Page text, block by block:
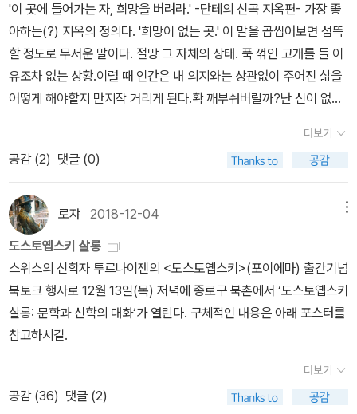
받는 길”을 언제나 누린다. ‘주는 보람’ 못지않은 ‘받는 보람’을 생각
해 볼 수 있다.가멸차게 살면서도 지을 수 있다. 가멸찬 집안이어도 얼
마든지 사랑을 지을 만하다. 가난하게 살면서도 지을 수 있다. 가난한
집안이어도 얼마든지 사랑을 지을 만하다. 돈이 있느냐 없느냐는 하
나도 안 대수롭다. 돈이 많기에 책을 신나게 오래오래 사읽지 않는다.
돈이 없기에 책을 신나게 오래오래 못 읽거나 못 사지 않는다. 마음에
이 마음을 가꾼다. 마음에 씨앗을 사랑으로 심어서 돌보기에, 아이와
나란히 걸어가면서 이 보금자리를 보금숲으로 일구는 손길을 일으킨
다. 2025.2.27.ㅍㄹㄴ※ 글쓴이숲노래·파란놀(최종규) : 우리말꽃(국
어사전)을 씁니다. “말꽃 짓는 책숲, 숲노래”라는 이름으로 시골인 전
남 고흥에서 서재도서관·책박물관을 꾸립니다. ‘보리 국어사전’ 편집
장을 맡았고, ‘이오덕 어른 유고’를 갈무리했습니다. 《새로 쓰는 말밑
꾸러미 사전》, 《들꽃내음 따라 걷다가 작은책집을 보았습니다》, 《우
리말꽃》, 《미래세대를 위한 우리말과 문해력》, 《쉬운 말이 평화》,
꾸러미 사전》, 《새로 쓰는 겹말 꾸러미 사전》, 《새로 쓰는 우리말 꾸
러미 사전》, 《책숲마실》, 《우리말 수수께끼 동시》, 《우리말 동시 사
던 시간이었습니다. 그때 우연히 이 책을 만났습니다. 겉보기엔 크기
도 작고 분량도 많지 않습니다. 문고판 비슷한 판형에 페이지는 190
쪽이 채 되지 않습니다.⠀그러나 제겐 그 어떤 두터운 책보다 강한 울
림을 전달해줬던 책입니다. 이 책을 읽고 나서 그 두터운 도스토예프
스키의 책들이 짧게 느껴지기 시작했습니다. 제가 지옥으로 떨어지고
있던 사람이라 그랬을까요?첫 부분만 이곳에 옮겨봅니다. 이 책이 당
신을 선택하길 바라봅니다. '한때 야생의 삶을 살았으나 안전한 현실
생 새의 날갯짓 소리를 듣고는 자기도 모르는 사이에 날개를 퍼덕이
게 된 것과 같다. 그 소리는 두려움이지만 동시에 황홀한 유혹이다.'-
키르케고르-⠀참, 이 책 첫 장의 제목. '인간이란 무엇인가.'
'이 곳에 들어가는 자, 희망을 버려라.' -단테의 신곡 지옥편- 가장 좋
아하는(?) 지옥의 정의다. '희망이 없는 곳.' 이 말을 곱씹어보면 섬뜩
할 정도로 무서운 말이다. 절망 그 자체의 상태. 푹 꺾인 고개를 들 이
유조차 없는 상황.이럴 때 인간은 내 의지와는 상관없이 주어진 삶을
어떻게 해야할지 만지작 거리게 된다.확 깨부숴버릴까?난 신이 없는
는 자신은 신을 믿지 않지만 지옥에 있지 않다고 말할 수도 있다. 실제
로 신이 없어도 돈, 명예, 사랑 등 여러 행복의 요소들로 삶을 알차게
채워가는 듯한 사람들이 많다. 그러나 그 모든 것들이 소용없는 순간,
바로 죽음이 우리를 인생의 끝에서 기다리고 있다는 사실을 기억해보
자. 제 아무리 세상이 부러워하는 삶을 살아도 결국엔 그 화려함이 사
그라드는 꺼짐의 순간을 마주하게 된다. 결국 인생의 범주는 뗏목에
서 타이타닉호일 수도 있는 것 같다. 이런 인생의 본질을 어렴풋이라
도 생각한 자들은 지옥으로 추락하는 기분을 맛볼 수밖에 없다. 쇼펜
하우어나 니체의 '그래도 버텨봐라'에서도 큰 힘을 얻지 못한다. 끝을
아는 데서 오는 허무함 때문이다. 영화의 결말을 미리 스포당하면 영
화를 볼 흥미가 떨어지는 것과 같은 이치다.그런데 도스토예프스키는
이런 생각의 덫에 갇혀 추락하는 자들에게 다음과 같이 말한다. '(그
더보기
공감 (2) 댓글 (0)
로쟈 2018-12-04
도스토옙스키 살롱
스위스의 신학자 투르나이젠의 <도스토옙스키>(포이에마) 출간기념
북토크 행사로 12월 13일(목) 저녁에 종로구 북촌에서 ‘도스토옙스키
살롱: 문학과 신학의 대화‘가 열린다. 구체적인 내용은 아래 포스터를
참고하시길.
더보기
공감 (36) 댓글 (2)